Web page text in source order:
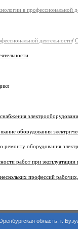
в профессиональной
деятельности/
оборудования
оборудования
при эксплуатации и
профессий рабочих,
г. Бузулук, ул.